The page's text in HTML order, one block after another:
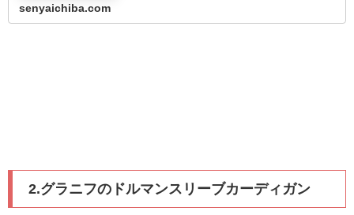
senyaichiba.com
2.グラニフのドルマンスリーブカーディガン